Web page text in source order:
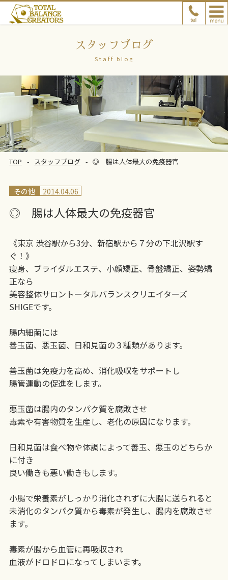
スタッフブログ
Staff blog
TOP スタッフブログ ◎ 腸は人体最大の免疫器官
その他 2014.04.06
◎ 腸は人体最大の免疫器官
《東京 渋谷駅から3分、新宿駅から７分の下北沢駅す
ぐ！》
痩身、ブライダルエステ、小顔矯正、骨盤矯正、姿勢矯
正なら
美容整体サロントータルバランスクリエイターズ
SHIGEです。
腸内細菌には
善玉菌、悪玉菌、日和見菌の３種類があります。
善玉菌は免疫力を高め、消化吸収をサポートし
腸管運動の促進をします。
悪玉菌は腸内のタンパク質を腐敗させ
毒素や有害物質を生産し、老化の原因になります。
日和見菌は食べ物や体調によって善玉、悪玉のどちらか
に付き
良い働きも悪い働きもします。
小腸で栄養素がしっかり消化されずに大腸に送られると
未消化のタンパク質から毒素が発生し、腸内を腐敗させ
ます。
毒素が腸から血管に再吸収され
血液がドロドロになってしまいます。